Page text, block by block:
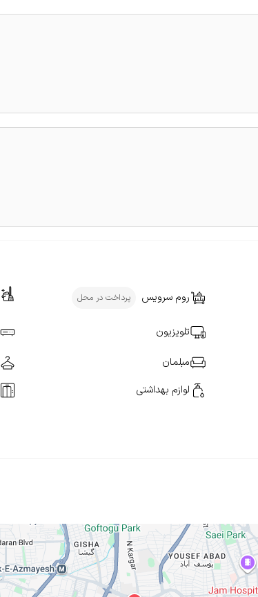
روم سرویس پرداخت در محل
تلویزیون
مبلمان
لوازم بهداشتی